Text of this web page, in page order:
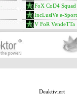
FoX CoD4 Squad
IncLusiVe e-
V FoR VendeTTa
Deaktiviert